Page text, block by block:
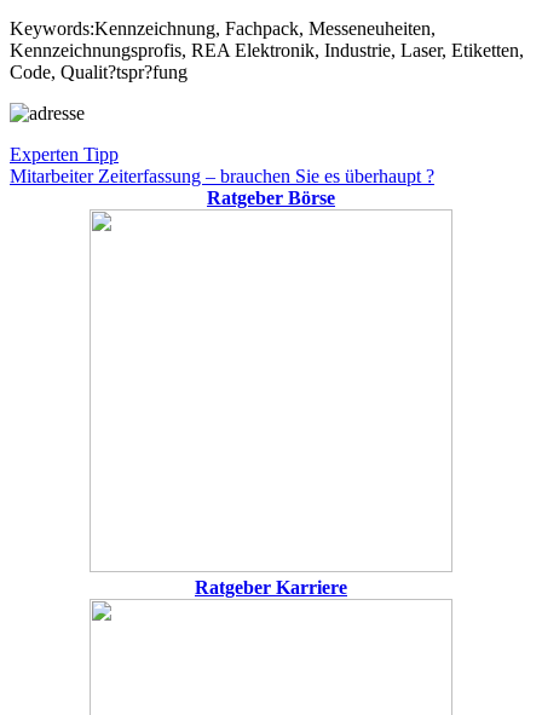
Keywords:Kennzeichnung, Fachpack, Messeneuheiten,
Kennzeichnungsprofis, REA Elektronik, Industrie, Laser, Etiketten,
Code, Qualit?tspr?fung
Beitragsnavigation
Vorheriger
Beitrag:
Experten Tipp
Nächster
Mitarbeiter Zeiterfassung – brauchen Sie es überhaupt ?
Ratgeber Börse
Ratgeber Karriere